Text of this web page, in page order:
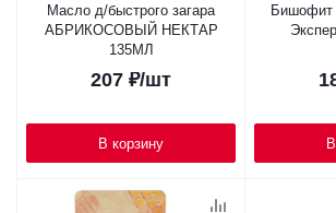
Масло д/быстрого загара
АБРИКОСОВЫЙ НЕКТАР
135МЛ
207 ₽/шт
В корзину
Бишофит